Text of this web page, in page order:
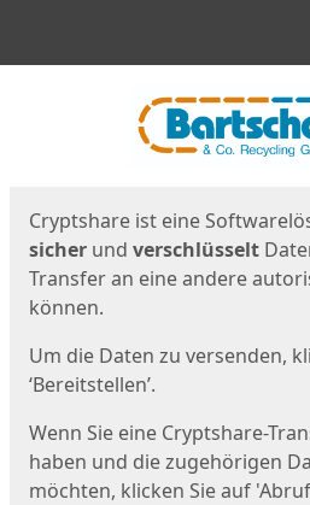
Cryptshare ist eine
sicher und verschlüsselt
Transfer an eine andere
können.
Um die Daten zu versenden,
‘Bereitstellen’.
Wenn Sie eine Cryptshare-
haben und die zugehörigen
möchten, klicken Sie auf